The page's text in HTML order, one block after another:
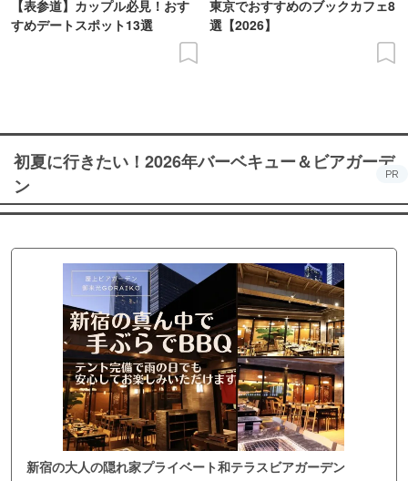
【表参道】カップル必見！おす
すめデートスポット13選
東京でおすすめのブックカフェ8
選【2026】
初夏に行きたい！2026年バーベキュー＆ビアガーデ
ン
PR
新宿の大人の隠れ家プライベート和テラスビアガーデン